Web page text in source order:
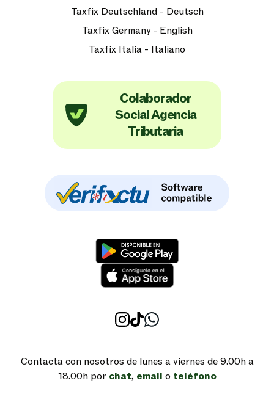
Taxfix Deutschland - Deutsch
Taxfix Germany - English
Taxfix Italia - Italiano
Colaborador
Social Agencia
Tributaria
Contacta con nosotros de lunes a viernes de 9.00h a
18.00h por chat, email o teléfono